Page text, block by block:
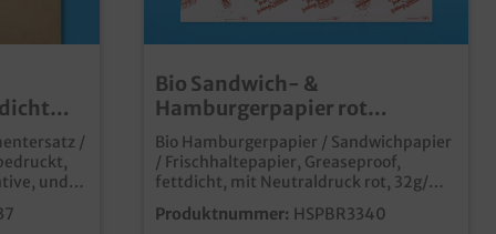
/
Bio Sandwich- &
Hamburgerpapier rot
fettdicht 2000 Blatt versch.
Größen
Bio Hamburgerpapier / Sandwichpapier
/ Frischhaltepapier, Greaseproof,
fettdicht, mit Neutraldruck rot, 32g/m²,
2000 Blatt im Karton verschiedene
Zuschnittsgrößen gemäß Auswahl
Produktnummer: HSPBR3340